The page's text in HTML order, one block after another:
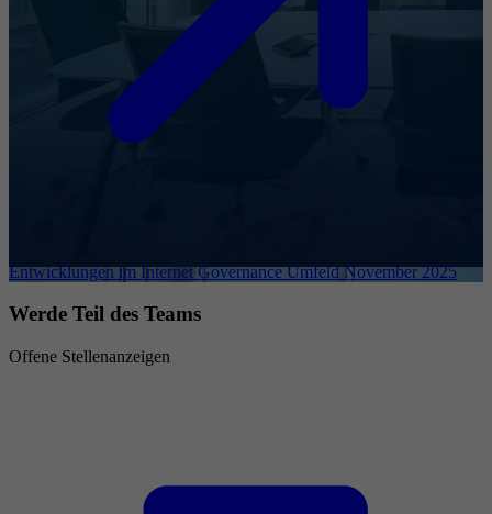
Entwicklungen im Internet Governance Umfeld November 2025
Werde Teil des Teams
Offene Stellenanzeigen